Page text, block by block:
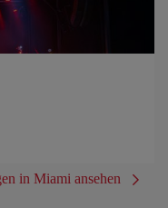
in Miami ansehen